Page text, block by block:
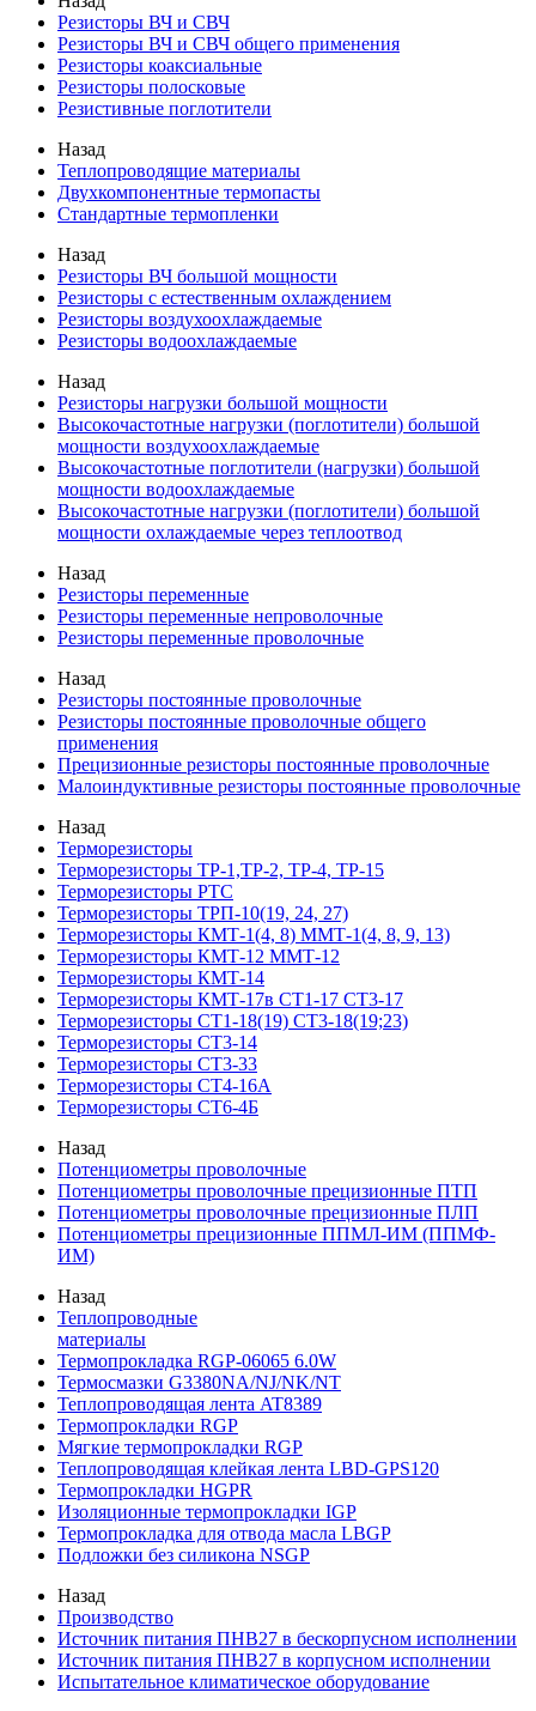
Резисторы ВЧ и СВЧ
Резисторы ВЧ и СВЧ общего применения
Резисторы коаксиальные
Резисторы полосковые
Резистивные поглотители
Назад
Теплопроводящие материалы
Двухкомпонентные термопасты
Стандартные термопленки
Назад
Резисторы ВЧ большой мощности
Резисторы с естественным охлаждением
Резисторы воздухоохлаждаемые
Резисторы водоохлаждаемые
Назад
Резисторы нагрузки большой мощности
Высокочастотные нагрузки (поглотители) большой
мощности воздухоохлаждаемые
Высокочастотные поглотители (нагрузки) большой
мощности водоохлаждаемые
Высокочастотные нагрузки (поглотители) большой
мощности охлаждаемые через теплоотвод
Назад
Резисторы переменные
Резисторы переменные непроволочные
Резисторы переменные проволочные
Назад
Резисторы постоянные проволочные
Резисторы постоянные проволочные общего
применения
Прецизионные резисторы постоянные проволочные
Малоиндуктивные резисторы постоянные проволочные
Назад
Терморезисторы
Терморезисторы ТР-1,ТР-2, ТР-4, ТР-15
Терморезисторы РТС
Терморезисторы ТРП-10(19, 24, 27)
Терморезисторы КМТ-1(4, 8) ММТ-1(4, 8, 9, 13)
Терморезисторы КМТ-12 ММТ-12
Терморезисторы КМТ-14
Терморезисторы КМТ-17в СТ1-17 СТ3-17
Терморезисторы СТ1-18(19) СТ3-18(19;23)
Терморезисторы СТ3-14
Терморезисторы СТ3-33
Терморезисторы СТ4-16А
Терморезисторы СТ6-4Б
Назад
Потенциометры проволочные
Потенциометры проволочные прецизионные ПТП
Потенциометры проволочные прецизионные ПЛП
Потенциометры прецизионные ППМЛ-ИМ (ППМФ-
ИМ)
Назад
Теплопроводные
материалы
Термопрокладка RGP-06065 6.0W
Термосмазки G3380NA/NJ/NK/NT
Теплопроводящая лента AT8389
Термопрокладки RGP
Мягкие термопрокладки RGP
Теплопроводящая клейкая лента LBD-GPS120
Термопрокладки HGPR
Изоляционные термопрокладки IGP
Термопрокладка для отвода масла LBGP
Подложки без силикона NSGP
Назад
Производство
Источник питания ПНВ27 в бескорпусном исполнении
Источник питания ПНВ27 в корпусном исполнении
Испытательное климатическое оборудование